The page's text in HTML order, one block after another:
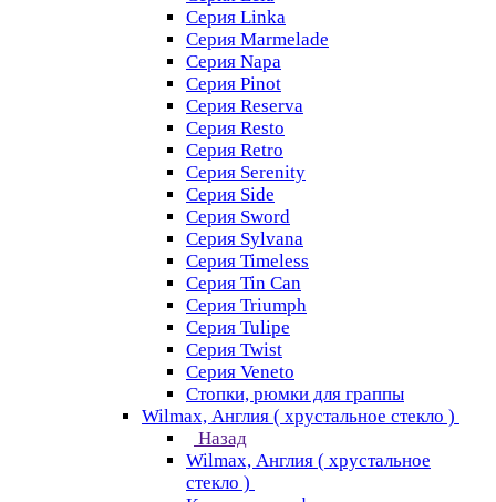
Серия Linka
Серия Marmelade
Серия Napa
Серия Pinot
Серия Reserva
Серия Resto
Серия Retro
Серия Serenity
Серия Side
Серия Sword
Серия Sуlvana
Серия Timeless
Серия Tin Can
Серия Triumph
Серия Tulipe
Серия Twist
Серия Veneto
Стопки, рюмки для граппы
Wilmax, Англия ( хрустальное стекло )
Назад
Wilmax, Англия ( хрустальное
стекло )